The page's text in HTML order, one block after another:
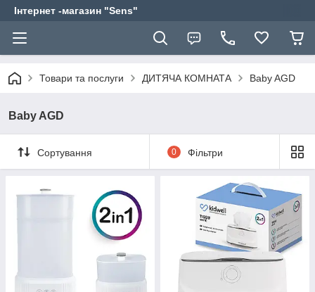
Інтернет -магазин "Sens"
Товари та послуги ДИТЯЧА КОМНАТА Baby AGD
Baby AGD
Сортування 0 Фільтри